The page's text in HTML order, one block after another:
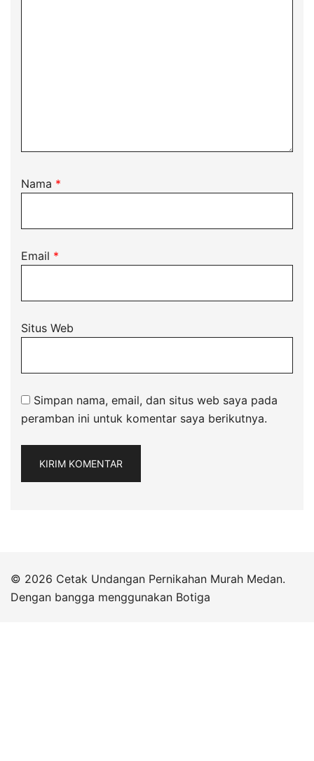
Nama *
Email *
Situs Web
Simpan nama, email, dan situs web saya pada
peramban ini untuk komentar saya berikutnya.
© 2026 Cetak Undangan Pernikahan Murah Medan.
Dengan bangga menggunakan Botiga